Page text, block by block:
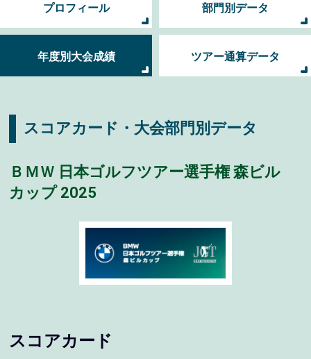
プロフィール 部門別データ
年度別大会成績 ツアー通算データ
スコアカード・大会部門別データ
ＢＭＷ 日本ゴルフツアー選手権 森ビル
カップ 2025
スコアカード